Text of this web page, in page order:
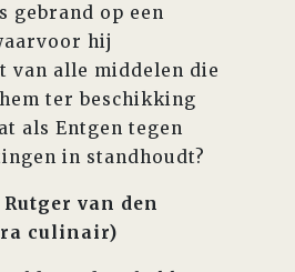
gebrand op een
hij
van alle middelen die
ter beschikking
als Entgen tegen
in standhoudt?
Rutger van den
culinair)